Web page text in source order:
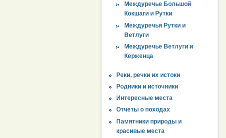
Междуречье Большой
Кокшаги и Рутки
Междуречья Рутки и
Ветлуги
Междуречье Ветлуги и
Керженца
Реки, речки их истоки
Родники и источники
Интересные места
Отчеты о походах
Памятники природы и
красивые места